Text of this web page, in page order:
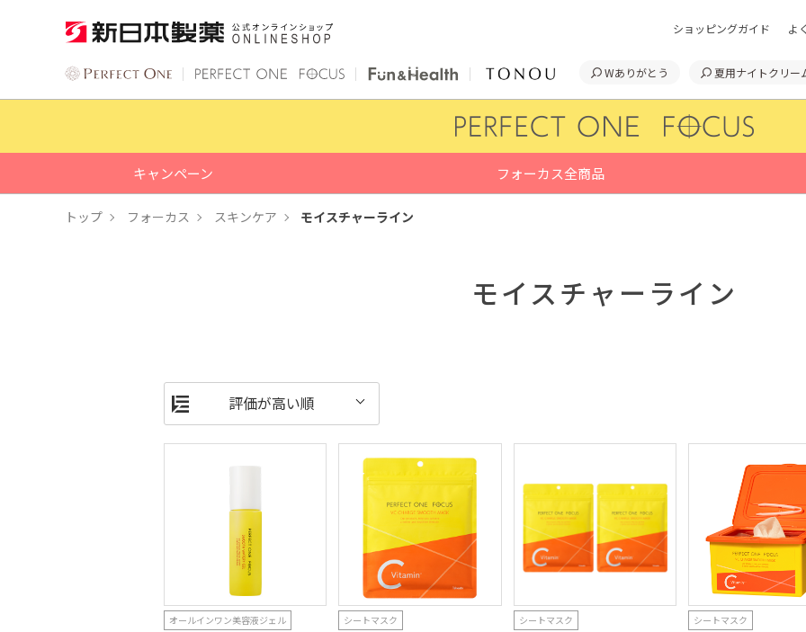
ショッピングガイド よ
Wありがとう 夏用ナイトクリー
キャンペーン フォーカス全商品
トップ フォーカス スキンケア モイスチャーライン
モイスチャーライン
オールインワン美容液ジェル シートマスク シートマスク シートマスク